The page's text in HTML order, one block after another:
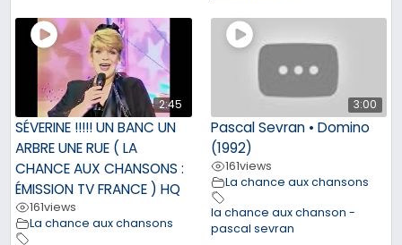
2:45
SÉVERINE !!!!! UN BANC UN
ARBRE UNE RUE ( LA
CHANCE AUX CHANSONS :
ÉMISSION TV FRANCE ) HQ
161views
La chance aux chansons
3:00
Pascal Sevran • Domino
(1992)
161views
La chance aux chansons
la chance aux chanson -
pascal sevran